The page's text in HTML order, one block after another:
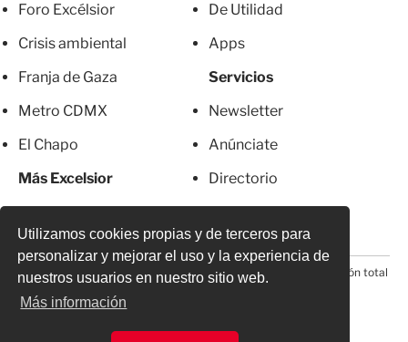
Utilizamos cookies propias y de terceros para
personalizar y mejorar el uso y la experiencia de
nuestros usuarios en nuestro sitio web.
Más información
Foro Excélsior
Crisis ambiental
Franja de Gaza
Metro CDMX
El Chapo
Más Excelsior
Mujeres
De Utilidad
Apps
Servicios
Newsletter
Anúnciate
Directorio
Suscripciones
© 2026 Todos los derechos reservados. Prohibida la reproducción total
o parcial, incluyendo cualquier medio electrónico*